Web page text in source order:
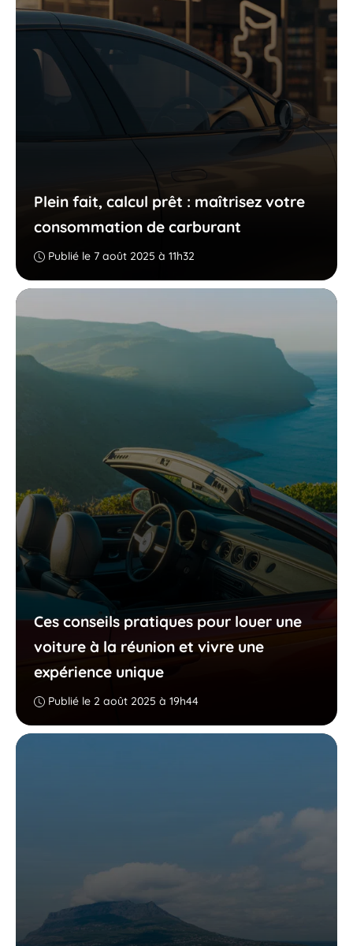
Plein fait, calcul prêt : maîtrisez votre
consommation de carburant
Publié le 7 août 2025 à 11h32
Ces conseils pratiques pour louer une
voiture à la réunion et vivre une
expérience unique
Publié le 2 août 2025 à 19h44